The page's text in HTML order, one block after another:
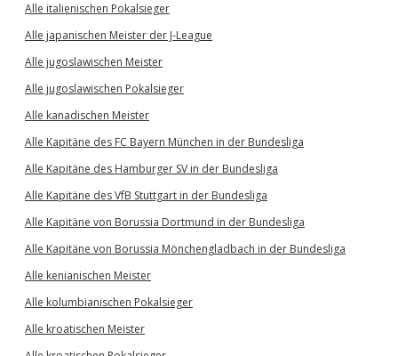
Alle italienischen Pokalsieger
Alle japanischen Meister der J-League
Alle jugoslawischen Meister
Alle jugoslawischen Pokalsieger
Alle kanadischen Meister
Alle Kapitäne des FC Bayern München in der Bundesliga
Alle Kapitäne des Hamburger SV in der Bundesliga
Alle Kapitäne des VfB Stuttgart in der Bundesliga
Alle Kapitäne von Borussia Dortmund in der Bundesliga
Alle Kapitäne von Borussia Mönchengladbach in der Bundesliga
Alle kenianischen Meister
Alle kolumbianischen Pokalsieger
Alle kroatischen Meister